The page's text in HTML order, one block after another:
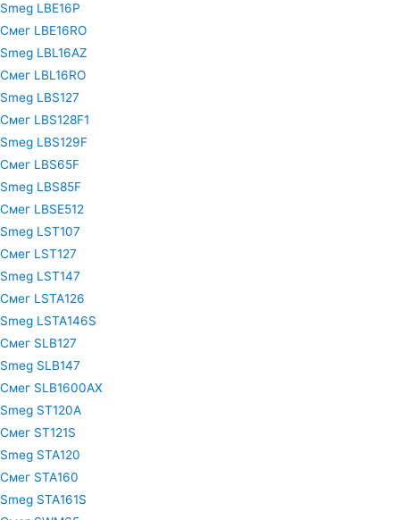
Smeg LBE16P
Смег LBE16RO
Smeg LBL16AZ
Смег LBL16RO
Smeg LBS127
Смег LBS128F1
Smeg LBS129F
Смег LBS65F
Smeg LBS85F
Смег LBSE512
Smeg LST107
Смег LST127
Smeg LST147
Смег LSTA126
Smeg LSTA146S
Смег SLB127
Smeg SLB147
Смег SLB1600AX
Smeg ST120A
Смег ST121S
Smeg STA120
Смег STA160
Smeg STA161S